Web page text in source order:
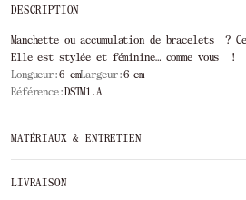
DESCRIPTION
Manchette ou accumulation de bracelets ?
Elle est stylée et féminine… comme vous !
Longueur:6 cmLargeur:6 cm
Référence:DSTM1.A
MATÉRIAUX & ENTRETIEN
LIVRAISON